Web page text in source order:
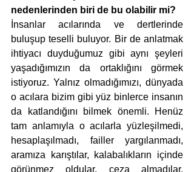
nedenlerinden biri de bu olabilir mi?
İnsanlar acılarında ve dertlerinde
buluşup teselli buluyor. Bir de anlatmak
ihtiyacı duyduğumuz gibi aynı şeyleri
yaşadığımızın da ortaklığını görmek
istiyoruz. Yalnız olmadığımızı, dünyada
o acılara bizim gibi yüz binlerce insanın
da katlandığını bilmek önemli. Henüz
tam anlamıyla o acılarla yüzleşilmedi,
hesaplaşılmadı, failler yargılanmadı,
aramıza karıştılar, kalabalıkların içinde
görünmez oldular, ceza almadılar,